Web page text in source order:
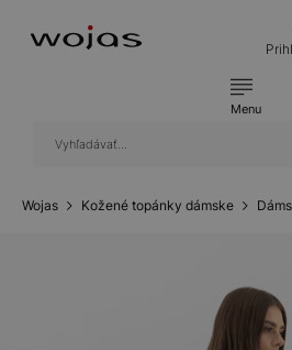
Menu
Wojas Kožené topánky dámske